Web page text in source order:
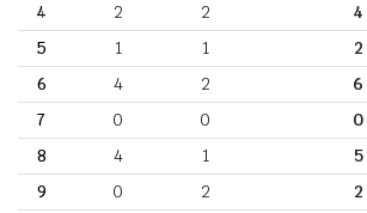
4
2 2 4
5
1 1 2
6
4 2 6
7
0 0 0
8
4 1 5
9
0 2 2